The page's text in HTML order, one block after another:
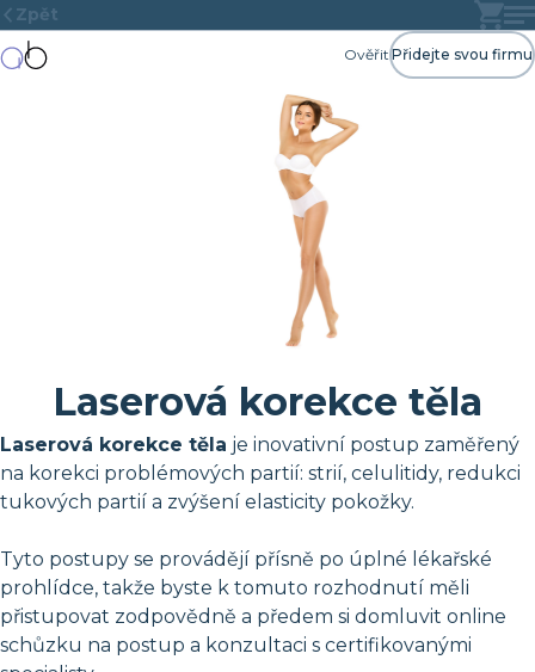
Zpět
Ověřit Přidejte svou firmu
Laserová korekce těla
Laserová korekce těla je inovativní postup zaměřený
na korekci problémových partií: strií, celulitidy, redukci
tukových partií a zvýšení elasticity pokožky.
Tyto postupy se provádějí přísně po úplné lékařské
prohlídce, takže byste k tomuto rozhodnutí měli
přistupovat zodpovědně a předem si domluvit online
schůzku na postup a konzultaci s certifikovanými